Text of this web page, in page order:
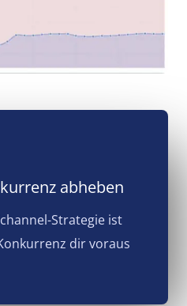
abheben
Strategie ist
dir voraus